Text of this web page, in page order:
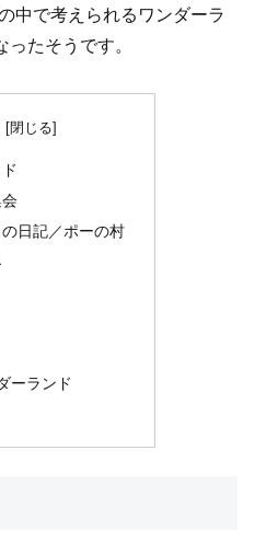
中で考えられるワンダーラ
たそうです。
日記／ポーの村
ーランド